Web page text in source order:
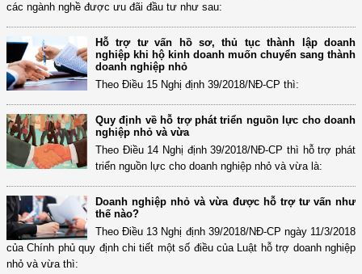
các ngành nghề được ưu đãi đầu tư như sau:
Hỗ trợ tư vấn hồ sơ, thủ tục thành lập doanh
nghiệp khi hộ kinh doanh muốn chuyển sang thành
doanh nghiệp nhỏ
Theo Điều 15 Nghị định 39/2018/NĐ-CP thì:
Quy định về hỗ trợ phát triển nguồn lực cho doanh
nghiệp nhỏ và vừa
Theo Điều 14 Nghị định 39/2018/NĐ-CP thì hỗ trợ phát
triển nguồn lực cho doanh nghiệp nhỏ và vừa là:
Doanh nghiệp nhỏ và vừa được hỗ trợ tư vấn như
thế nào?
Theo Điều 13 Nghị định 39/2018/NĐ-CP ngày 11/3/2018
của Chính phủ quy định chi tiết một số điều của Luật hỗ trợ doanh nghiệp
nhỏ và vừa thì: